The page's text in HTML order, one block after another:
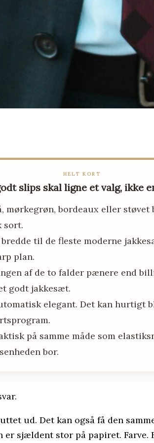
HELT KORT
slips skal ligne et valg, ikke
mørkegrøn, bordeaux eller støvet
sort.
til de fleste moderne
plan.
af de to falder pænere end
godt jakkesæt.
elegant. Det kan hurtigt
på samme måde som
bor.
ud. Det kan også få den
sjældent stor på papiret. Farve.